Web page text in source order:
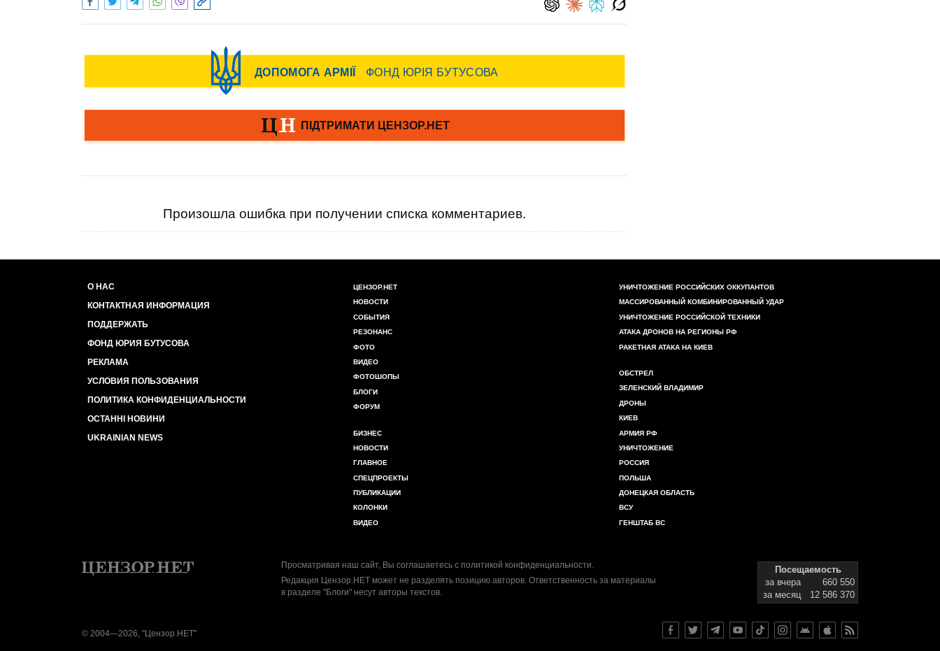
Произошла ошибка при получении списка комментариев.
О НАС
КОНТАКТНАЯ ИНФОРМАЦИЯ
ПОДДЕРЖАТЬ
ФОНД ЮРИЯ БУТУСОВА
РЕКЛАМА
УСЛОВИЯ ПОЛЬЗОВАНИЯ
ПОЛИТИКА КОНФИДЕНЦИАЛЬНОСТИ
ОСТАННІ НОВИНИ
UKRAINIAN NEWS
ЦЕНЗОР.НЕТ
НОВОСТИ
СОБЫТИЯ
РЕЗОНАНС
ФОТО
ВИДЕО
ФОТОШОПЫ
БЛОГИ
ФОРУМ
БИЗНЕС
НОВОСТИ
ГЛАВНОЕ
СПЕЦПРОЕКТЫ
ПУБЛИКАЦИИ
КОЛОНКИ
ВИДЕО
УНИЧТОЖЕНИЕ РОССИЙСКИХ ОККУПАНТОВ
МАССИРОВАННЫЙ КОМБИНИРОВАННЫЙ УДАР
УНИЧТОЖЕНИЕ РОССИЙСКОЙ ТЕХНИКИ
АТАКА ДРОНОВ НА РЕГИОНЫ РФ
РАКЕТНАЯ АТАКА НА КИЕВ
ОБСТРЕЛ
ЗЕЛЕНСКИЙ ВЛАДИМИР
ДРОНЫ
КИЕВ
АРМИЯ РФ
УНИЧТОЖЕНИЕ
РОССИЯ
ПОЛЬША
ДОНЕЦКАЯ ОБЛАСТЬ
ВСУ
ГЕНШТАБ ВС
Просматривая наш сайт, Вы соглашаетесь с политикой конфиденциальности.
Редакция Цензор.НЕТ может не разделять позицию авторов. Ответственность за материалы
в разделе "Блоги" несут авторы текстов.
Посещаемость
за вчера
660 550
за месяц
12 586 370
© 2004—2026, "Цензор.НЕТ"